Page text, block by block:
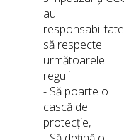
au
să respecte
următoarele
reguli :
- Să poarte o
cască de
protecție,